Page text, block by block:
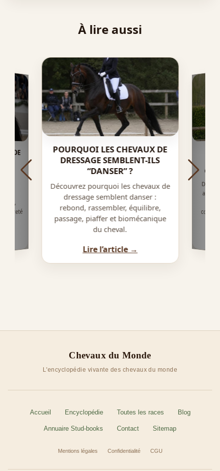
À lire aussi
DE
SI
rareté
POURQUOI LES CHEVAUX DE
DRESSAGE SEMBLENT-ILS
“DANSER” ?
Découvrez pourquoi les chevaux de
dressage semblent danser :
rebond, rassembler, équilibre,
passage, piaffer et biomécanique
du cheval.
Lire l’article →
Chevaux du Monde
L'encyclopédie vivante des chevaux du monde
Accueil Encyclopédie Toutes les races Blog
Annuaire Stud-books Contact Sitemap
Mentions légales Confidentialité CGU